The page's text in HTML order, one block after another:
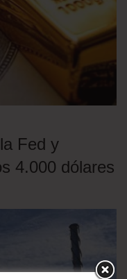
Fed y
4.000 dólares